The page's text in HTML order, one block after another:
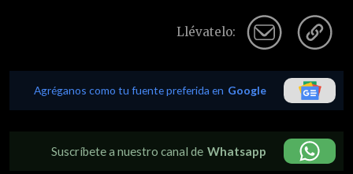
Llévatelo:
Agréganos como tu fuente preferida en Google
Suscríbete a nuestro canal de Whatsapp